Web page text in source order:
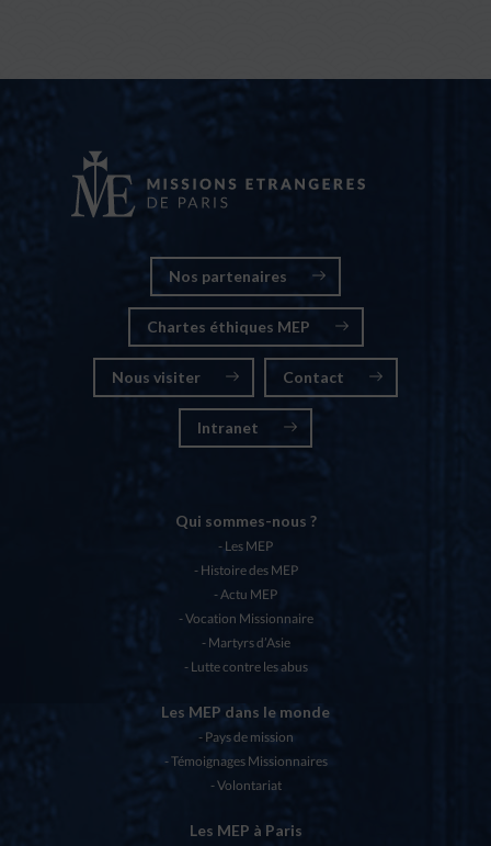
Nos partenaires
Chartes éthiques MEP
Nous visiter Contact
Intranet
Qui sommes-nous ?
Les MEP
Histoire des MEP
Actu MEP
Vocation Missionnaire
Martyrs d’Asie
Lutte contre les abus
Les MEP dans le monde
Pays de mission
Témoignages Missionnaires
Volontariat
Les MEP à Paris